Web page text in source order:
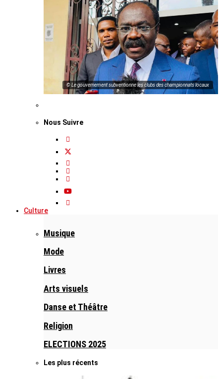
© Le gouvernement subventionne les clubs des championnats locaux
Nous Suivre
Culture
Musique
Mode
Livres
Arts visuels
Danse et Théâtre
Religion
ELECTIONS 2025
Les plus récents